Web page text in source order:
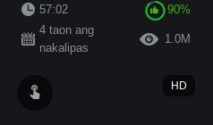
at ang kanyang asawang naka-...
57:02
90%
4 taon ang
nakalipas
1.0M
HD